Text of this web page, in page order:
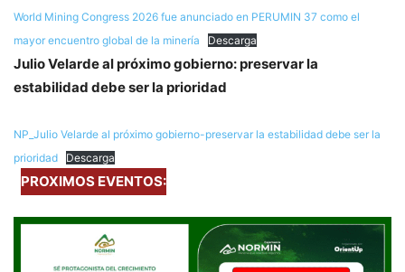
World Mining Congress 2026 fue anunciado en PERUMIN 37 como el
mayor encuentro global de la minería
Descarga
Julio Velarde al próximo gobierno: preservar la
estabilidad debe ser la prioridad
NP_Julio Velarde al próximo gobierno-preservar la estabilidad debe ser la
prioridad
Descarga
PROXIMOS EVENTOS: